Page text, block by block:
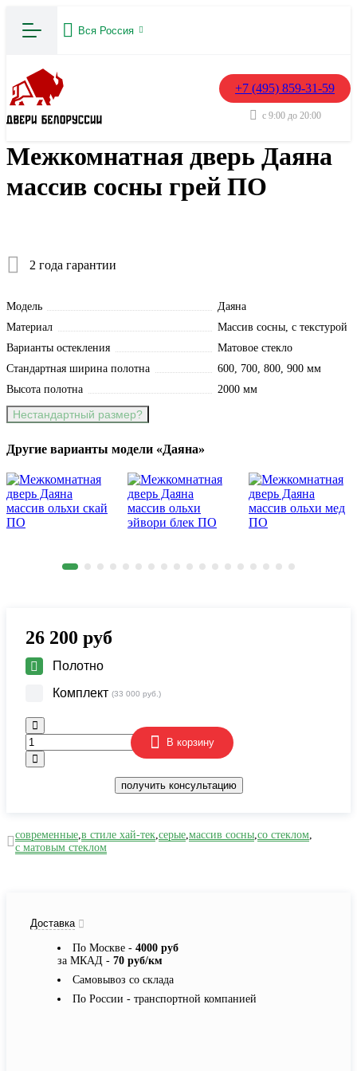
Вся Россия
+7 (495) 859-31-59
с 9:00 до 20:00
Межкомнатная дверь Даяна
массив сосны грей ПО
2 года гарантии
Модель
Даяна
Материал
Массив сосны, с текстурой
Варианты остекления
Матовое стекло
Стандартная ширина полотна
600, 700, 800, 900 мм
Высота полотна
2000 мм
Нестандартный размер?
Другие варианты модели «Даяна»
26 200 руб
Полотно
Комплект (33 000 руб.)
В корзину
получить консультацию
современные,в стиле хай-тек,серые,массив сосны,со стеклом,
с матовым стеклом
Доставка
По Москве - 4000 руб
за МКАД - 70 руб/км
Самовывоз со склада
По России - транспортной компанией